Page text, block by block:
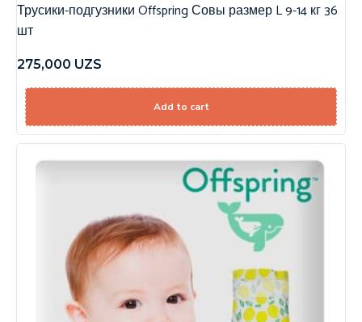
Трусики-подгузники Offspring Совы размер L 9-14 кг 36
шт
275,000 UZS
Add to cart